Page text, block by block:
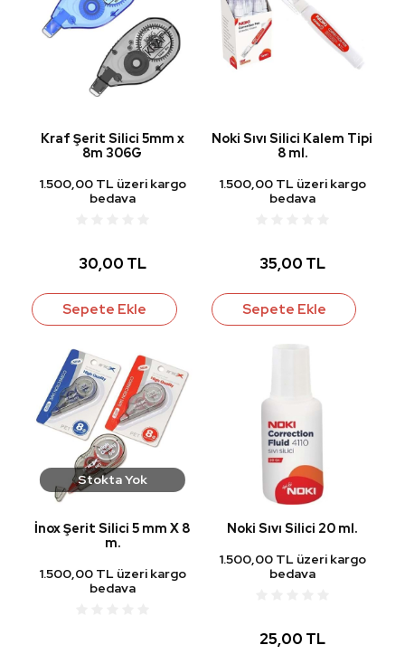
Kraf Şerit Silici 5mm x
8m 306G
1.500,00 TL üzeri kargo
bedava
30,00 TL
Sepete Ekle
Noki Sıvı Silici Kalem Tipi
8 ml.
1.500,00 TL üzeri kargo
bedava
35,00 TL
Sepete Ekle
Stokta Yok
İnox Şerit Silici 5 mm X 8
m.
1.500,00 TL üzeri kargo
bedava
Noki Sıvı Silici 20 ml.
1.500,00 TL üzeri kargo
bedava
25,00 TL